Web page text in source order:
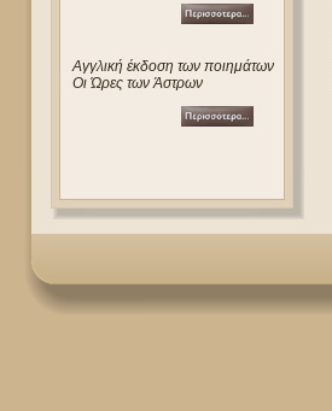
Αγγλική έκδοση των ποιημάτων
Οι Ώρες των Άστρων